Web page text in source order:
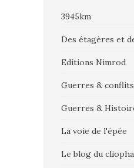
3945km
Des étagères et
Editions Nimrod
Guerres &
Guerres &
La voie de l'épée
Le blog du